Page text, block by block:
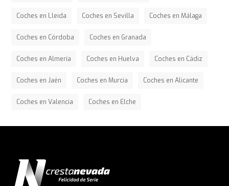
Coches en Lleida Coches en Sevilla Coches en Málaga
Coches en Córdoba Coches en Granada
Coches en Almería Coches en Huelva Coches en Cádiz
Coches en Jaén Coches en Murcia Coches en Alicante
Coches en Valencia Coches en Elche